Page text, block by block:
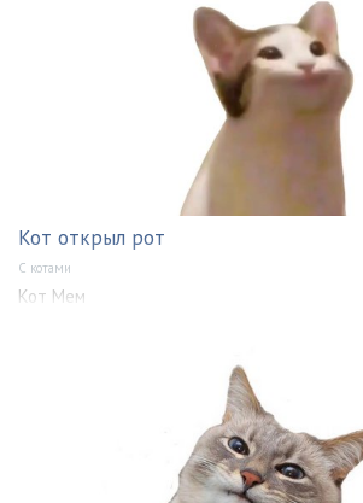
Кот открыл рот
С котами
Кот Мем